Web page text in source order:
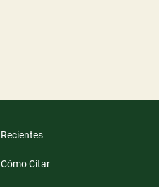
Recientes
Cómo Citar